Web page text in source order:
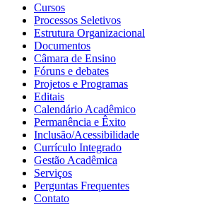
Cursos
Processos Seletivos
Estrutura Organizacional
Documentos
Câmara de Ensino
Fóruns e debates
Projetos e Programas
Editais
Calendário Acadêmico
Permanência e Êxito
Inclusão/Acessibilidade
Currículo Integrado
Gestão Acadêmica
Serviços
Perguntas Frequentes
Contato